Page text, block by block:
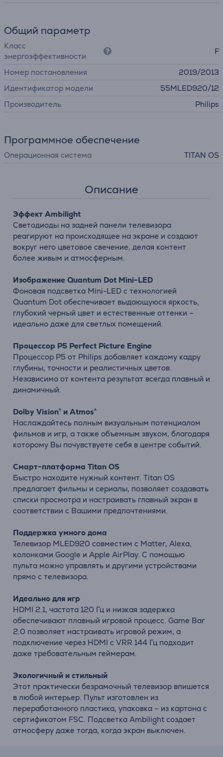
Общий параметр
Класс
энергоэффективности
F
Номер постановления
2019/2013
Идентификатор модели
55MLED920/12
Производитель
Philips
Программное обеспечение
Операционная система TITAN OS
Описание
Эффект Ambilight
Светодиоды на задней панели телевизора
реагируют на происходящее на экране и создают
вокруг него цветовое свечение, делая контент
более живым и атмосферным.
Изображение Quantum Dot Mini-LED
Фоновая подсветка Mini-LED с технологией
Quantum Dot обеспечивает выдающуюся яркость,
глубокий черный цвет и естественные оттенки –
идеально даже для светлых помещений.
Процессор P5 Perfect Picture Engine
Процессор P5 от Philips добавляет каждому кадру
глубины, точности и реалистичных цветов.
Независимо от контента результат всегда плавный и
динамичный.
Dolby Vision® и Atmos®
Наслаждайтесь полным визуальным потенциалом
фильмов и игр, а также объемным звуком, благодаря
которому Вы почувствуете себя в центре событий.
Смарт-платформа Titan OS
Быстро находите нужный контент. Titan OS
предлагает фильмы и сериалы, позволяет создавать
списки просмотра и настраивать главный экран в
соответствии с Вашими предпочтениями.
Поддержка умного дома
Телевизор MLED920 совместим с Matter, Alexa,
колонками Google и Apple AirPlay. С помощью
пульта можно управлять и другими устройствами
прямо с телевизора.
Идеально для игр
HDMI 2.1, частота 120 Гц и низкая задержка
обеспечивают плавный игровой процесс. Game Bar
2.0 позволяет настраивать игровой режим, а
подключение через HDMI с VRR 144 Гц подходит
даже требовательным геймерам.
Экологичный и стильный
Этот практически безрамочный телевизор впишется
в любой интерьер. Пульт изготовлен из
переработанного пластика, упаковка – из картона с
сертификатом FSC. Подсветка Ambilight создает
атмосферу даже тогда, когда экран выключен.